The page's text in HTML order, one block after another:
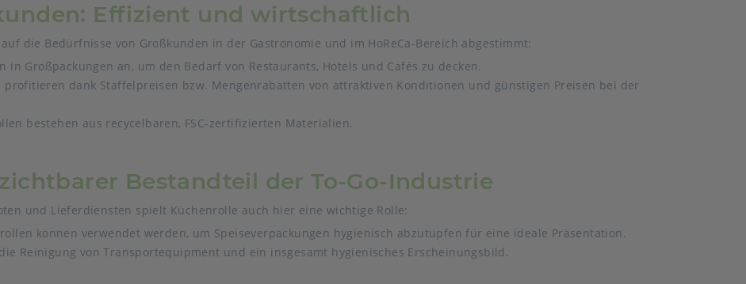
Effizient und wirtschaftlich
die Bedürfnisse von Großkunden in der Gastronomie und im HoReCa-Bereich abgestimmt:
in Großpackungen an, um den Bedarf von Restaurants, Hotels und Cafés zu decken.
profitieren dank Staffelpreisen bzw. Mengenrabatten von attraktiven Konditionen und günstigen Preisen bei der
bestehen aus recycelbaren, FSC-zertifizierten Materialien.
Bestandteil der To-Go-Industrie
und Lieferdiensten spielt Küchenrolle auch hier eine wichtige Rolle:
können verwendet werden, um Speiseverpackungen hygienisch abzutupfen für eine ideale Präsentation.
Reinigung von Transportequipment und ein insgesamt hygienisches Erscheinungsbild.